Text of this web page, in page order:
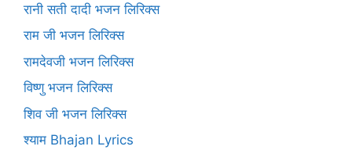
रानी सती दादी भजन लिरिक्स
राम जी भजन लिरिक्स
रामदेवजी भजन लिरिक्स
विष्णु भजन लिरिक्स
शिव जी भजन लिरिक्स
श्याम Bhajan Lyrics